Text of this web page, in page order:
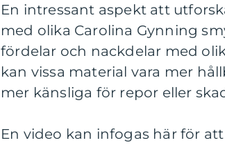
En intressant aspekt att
med olika Carolina Gynning
fördelar och nackdelar med
kan vissa material vara mer
mer känsliga för repor eller
En video kan infogas här för